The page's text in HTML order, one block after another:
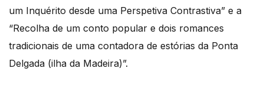
um Inquérito desde uma Perspetiva Contrastiva” e a
“Recolha de um conto popular e dois romances
tradicionais de uma contadora de estórias da Ponta
Delgada (ilha da Madeira)”.